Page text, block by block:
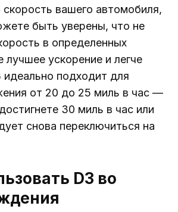
вашего автомобиля,
быть уверены, что не
в определенных
лучшее ускорение и легче
подходит для
от 20 до 25 миль в час —
30 миль в час или
снова переключиться на
D3 во